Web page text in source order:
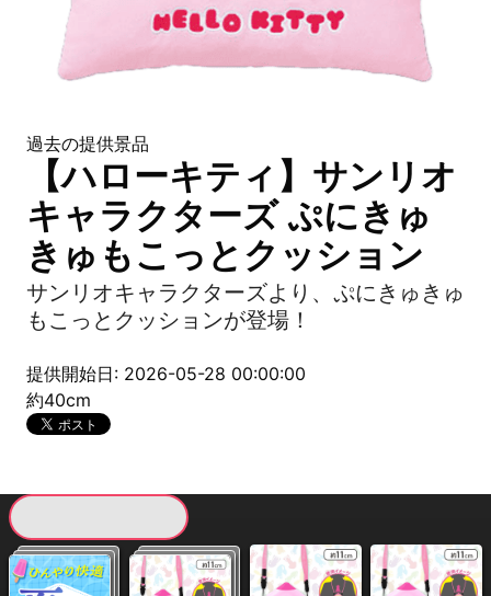
過去の提供景品
【ハローキティ】サンリオ
キャラクターズ ぷにきゅ
きゅもこっとクッション
サンリオキャラクターズより、ぷにきゅきゅ
もこっとクッションが登場！
提供開始日: 2026-05-28 00:00:00
約40cm